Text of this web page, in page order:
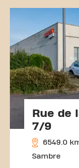
Rue de
7/9
6549.0
Sambre